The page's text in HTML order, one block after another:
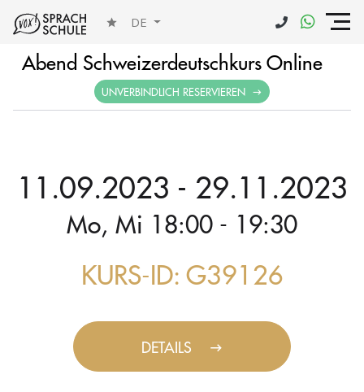
DE
Abend Schweizerdeutschkurs Online
UNVERBINDLICH RESERVIEREN
11.09.2023 - 29.11.2023
Mo, Mi 18:00 - 19:30
KURS-ID: G39126
DETAILS